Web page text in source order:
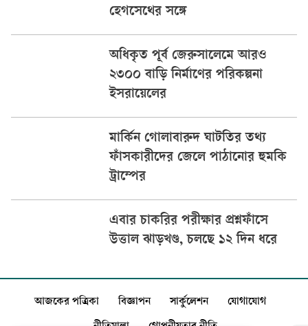
হেগসেথের সঙ্গে
অধিকৃত পূর্ব জেরুসালেমে আরও
২৩০০ বাড়ি নির্মাণের পরিকল্পনা
ইসরায়েলের
মার্কিন গোলাবারুদ ঘাটতির তথ্য
ফাঁসকারীদের জেলে পাঠানোর হুমকি
ট্রাম্পের
এবার চাকরির পরীক্ষার প্রশ্নফাঁসে
উত্তাল ঝাড়খণ্ড, চলছে ১২ দিন ধরে
আজকের পত্রিকা বিজ্ঞাপন সার্কুলেশন যোগাযোগ